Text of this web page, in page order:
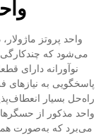
واحد پروتز
می‌شود که
نوآورانه دارای
پاسخگویی به
راه‌حل بسیار
واحد مذکور از
می‌برد که به‌صورت